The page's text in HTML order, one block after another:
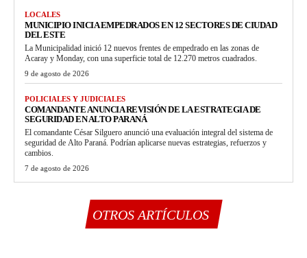
LOCALES
MUNICIPIO INICIA EMPEDRADOS EN 12 SECTORES DE CIUDAD
DEL ESTE
La Municipalidad inició 12 nuevos frentes de empedrado en las zonas de
Acaray y Monday, con una superficie total de 12.270 metros cuadrados.
9 de agosto de 2026
POLICIALES Y JUDICIALES
COMANDANTE ANUNCIA REVISIÓN DE LA ESTRATEGIA DE
SEGURIDAD EN ALTO PARANÁ
El comandante César Silguero anunció una evaluación integral del sistema de
seguridad de Alto Paraná. Podrían aplicarse nuevas estrategias, refuerzos y
cambios.
7 de agosto de 2026
OTROS ARTÍCULOS